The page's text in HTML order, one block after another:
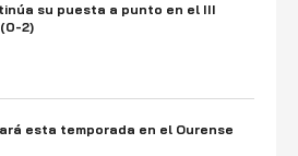
su puesta a punto en el III
2)
esta temporada en el Ourense